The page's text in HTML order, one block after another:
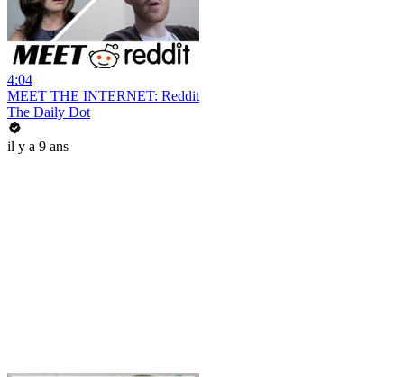
4:04
MEET THE INTERNET: Reddit
The Daily Dot
il y a 9 ans